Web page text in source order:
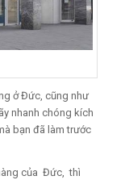
ở Đức, cũng như
nhanh chóng kích
bạn đã làm trước
của Đức, thì